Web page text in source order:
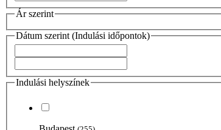
Ár szerint
Dátum szerint (Indulási időpontok)
Indulási helyszínek